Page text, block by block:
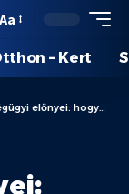
Aa
– Kert
ki jótékony hatásait?